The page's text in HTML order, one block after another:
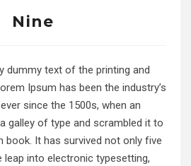
Nine
dummy text of the printing and
Ipsum has been the industry’s
since the 1500s, when an
galley of type and scrambled it to
book. It has survived not only five
leap into electronic typesetting,